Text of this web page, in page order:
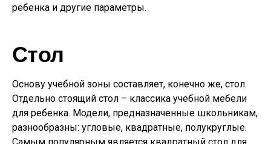
ребенка и другие параметры.
Стол
Основу учебной зоны составляет, конечно же, стол.
Отдельно стоящий стол – классика учебной мебели
для ребенка. Модели, предназначенные школьникам,
разнообразны: угловые, квадратные, полукруглые.